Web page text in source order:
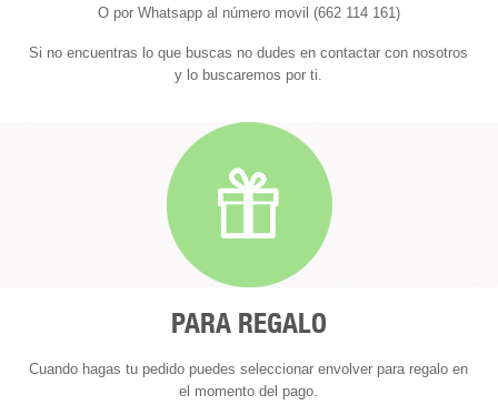
O por Whatsapp al número movil (662 114 161)
Si no encuentras lo que buscas no dudes en contactar con nosotros
y lo buscaremos por ti.
PARA REGALO
Cuando hagas tu pedido puedes seleccionar envolver para regalo en
el momento del pago.